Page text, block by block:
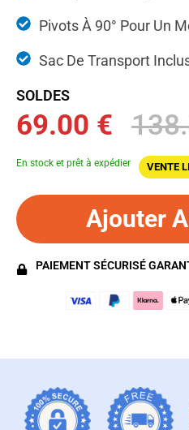
Pivots À 90° Pour Un
Sac De Transport
SOLDES
69.00 €
En stock et prêt à expédier VENTE
Ajouter
PAIEMENT SÉCURISÉ